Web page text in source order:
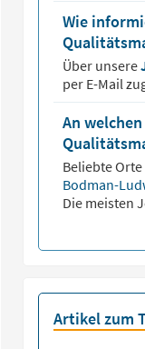
Wie
Über unsere
per E-Mail
An
Beliebte
Bodman-
Die meisten
Artikel zum